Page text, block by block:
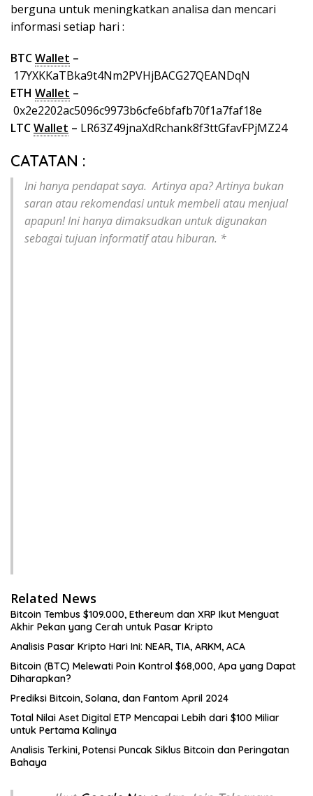
berguna untuk meningkatkan analisa dan mencari
informasi setiap hari :
BTCWallet –
17YXKKaTBka9t4Nm2PVHjBACG27QEANDqN
ETH Wallet –
0x2e2202ac5096c9973b6cfe6bfafb70f1a7faf18e
LTCWallet – LR63Z49jnaXdRchank8f3ttGfavFPjMZ24
CATATAN :
Ini hanya pendapat saya. Artinya apa? Artinya bukan
saran atau rekomendasi untuk membeli atau menjual
apapun! Ini hanya dimaksudkan untuk digunakan
sebagai tujuan informatif atau hiburan. *
Related News
Bitcoin Tembus $109.000, Ethereum dan XRP Ikut Menguat
Akhir Pekan yang Cerah untuk Pasar Kripto
Analisis Pasar Kripto Hari Ini: NEAR, TIA, ARKM, ACA
Bitcoin (BTC) Melewati Poin Kontrol $68,000, Apa yang Dapat
Diharapkan?
Prediksi Bitcoin, Solana, dan Fantom April 2024
Total Nilai Aset Digital ETP Mencapai Lebih dari $100 Miliar
untuk Pertama Kalinya
Analisis Terkini, Potensi Puncak Siklus Bitcoin dan Peringatan
Bahaya